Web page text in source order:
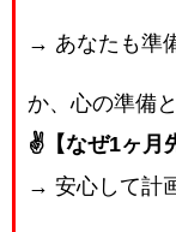
→ あなたも準
か、心の準備と
✌️【なぜ1ヶ月
→ 安心して計